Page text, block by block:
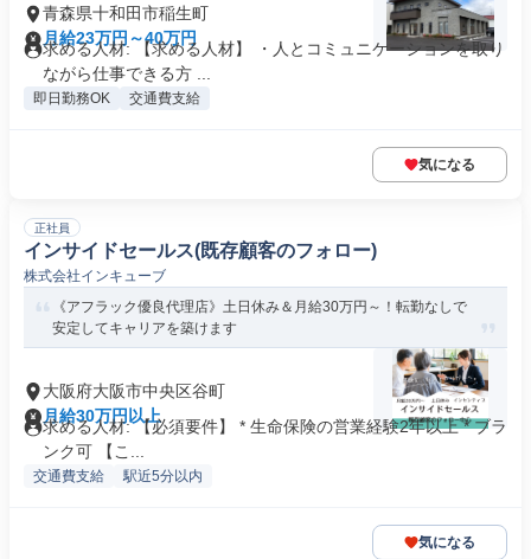
青森県十和田市稲生町
月給23万円～40万円
求める人材: 【求める人材】 ・人とコミュニケーションを取り
ながら仕事できる方 ...
即日勤務OK 交通費支給
気になる
正社員
インサイドセールス(既存顧客のフォロー)
株式会社インキューブ
《アフラック優良代理店》土日休み＆月給30万円～！転勤なしで
安定してキャリアを築けます
大阪府大阪市中央区谷町
月給30万円以上
求める人材: 【必須要件】 * 生命保険の営業経験2年以上 * ブラ
ンク可 【こ...
交通費支給 駅近5分以内
気になる